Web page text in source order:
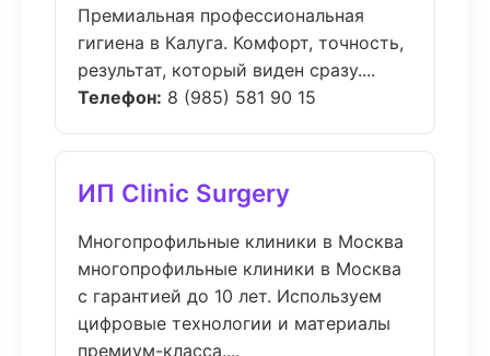
Премиальная профессиональная
гигиена в Калуга. Комфорт, точность,
результат, который виден сразу....
Телефон: 8 (985) 581 90 15
ИП Clinic Surgery
Многопрофильные клиники в Москва
многопрофильные клиники в Москва
с гарантией до 10 лет. Используем
цифровые технологии и материалы
премиум-класса....